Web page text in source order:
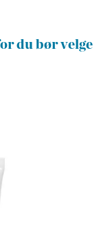
du bør velge